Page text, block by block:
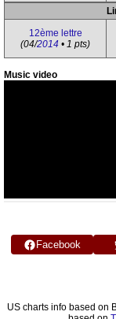
12ème lettre
(04/2014 • 1 pts)
Music video
Facebook
US charts info based on